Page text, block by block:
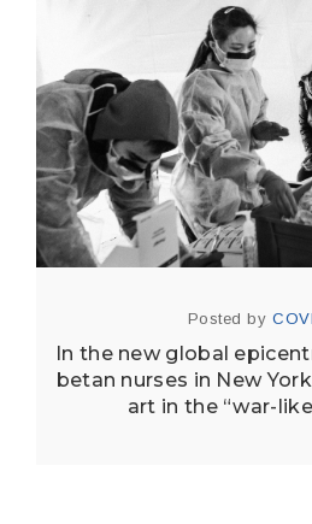
Posted by
In the new global
betan nurses in New
art in the “war-